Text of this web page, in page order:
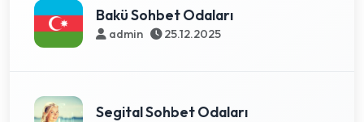
Bakü Sohbet Odaları
admin 25.12.2025
Segital Sohbet Odaları